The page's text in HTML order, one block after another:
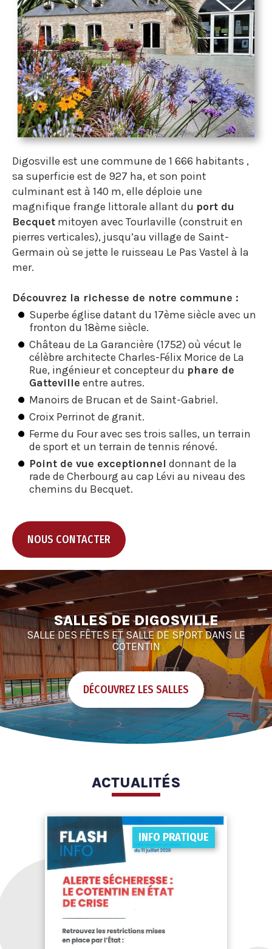
Digosville est une commune de 1 666 habitants ,
sa superficie est de 927 ha, et son point
culminant est à 140 m, elle déploie une
magnifique frange littorale allant du port du
Becquet mitoyen avec Tourlaville (construit en
pierres verticales), jusqu’au village de Saint-
Germain où se jette le ruisseau Le Pas Vastel à la
mer.
Découvrez la richesse de notre commune :
Superbe église datant du 17ème siècle avec un
fronton du 18ème siècle.
Château de La Garancière (1752) où vécut le
célèbre architecte Charles-Félix Morice de La
Rue, ingénieur et concepteur du phare de
Gatteville entre autres.
Manoirs de Brucan et de Saint-Gabriel.
Croix Perrinot de granit.
Ferme du Four avec ses trois salles, un terrain
de sport et un terrain de tennis rénové.
Point de vue exceptionnel donnant de la
rade de Cherbourg au cap Lévi au niveau des
chemins du Becquet.
NOUS CONTACTER
SALLES DE DIGOSVILLE
SALLE DES FÊTES ET SALLE DE SPORT DANS LE
COTENTIN
DÉCOUVREZ LES SALLES
ACTUALITÉS
INFO PRATIQUE